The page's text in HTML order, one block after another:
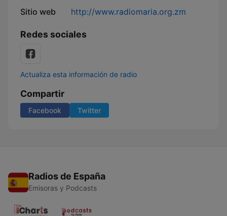
Sitio web http://www.radiomaria.org.zm
Redes sociales
Actualiza esta información de radio
Compartir
Facebook Twitter
Radios de España
Emisoras y Podcasts